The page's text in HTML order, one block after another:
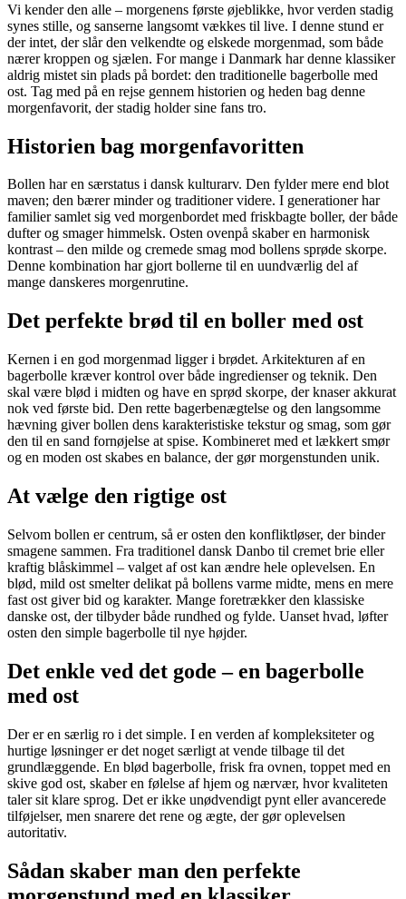
Vi kender den alle – morgenens første øjeblikke, hvor verden stadig
synes stille, og sanserne langsomt vækkes til live. I denne stund er
der intet, der slår den velkendte og elskede morgenmad, som både
nærer kroppen og sjælen. For mange i Danmark har denne klassiker
aldrig mistet sin plads på bordet: den traditionelle bagerbolle med
ost. Tag med på en rejse gennem historien og heden bag denne
morgenfavorit, der stadig holder sine fans tro.
Historien bag morgenfavoritten
Bollen har en særstatus i dansk kulturarv. Den fylder mere end blot
maven; den bærer minder og traditioner videre. I generationer har
familier samlet sig ved morgenbordet med friskbagte boller, der både
dufter og smager himmelsk. Osten ovenpå skaber en harmonisk
kontrast – den milde og cremede smag mod bollens sprøde skorpe.
Denne kombination har gjort bollerne til en uundværlig del af
mange danskeres morgenrutine.
Det perfekte brød til en boller med ost
Kernen i en god morgenmad ligger i brødet. Arkitekturen af en
bagerbolle kræver kontrol over både ingredienser og teknik. Den
skal være blød i midten og have en sprød skorpe, der knaser akkurat
nok ved første bid. Den rette bagerbenægtelse og den langsomme
hævning giver bollen dens karakteristiske tekstur og smag, som gør
den til en sand fornøjelse at spise. Kombineret med et lækkert smør
og en moden ost skabes en balance, der gør morgenstunden unik.
At vælge den rigtige ost
Selvom bollen er centrum, så er osten den konfliktløser, der binder
smagene sammen. Fra traditionel dansk Danbo til cremet brie eller
kraftig blåskimmel – valget af ost kan ændre hele oplevelsen. En
blød, mild ost smelter delikat på bollens varme midte, mens en mere
fast ost giver bid og karakter. Mange foretrækker den klassiske
danske ost, der tilbyder både rundhed og fylde. Uanset hvad, løfter
osten den simple bagerbolle til nye højder.
Det enkle ved det gode – en bagerbolle
med ost
Der er en særlig ro i det simple. I en verden af kompleksiteter og
hurtige løsninger er det noget særligt at vende tilbage til det
grundlæggende. En blød bagerbolle, frisk fra ovnen, toppet med en
skive god ost, skaber en følelse af hjem og nærvær, hvor kvaliteten
taler sit klare sprog. Det er ikke unødvendigt pynt eller avancerede
tilføjelser, men snarere det rene og ægte, der gør oplevelsen
autoritativ.
Sådan skaber man den perfekte